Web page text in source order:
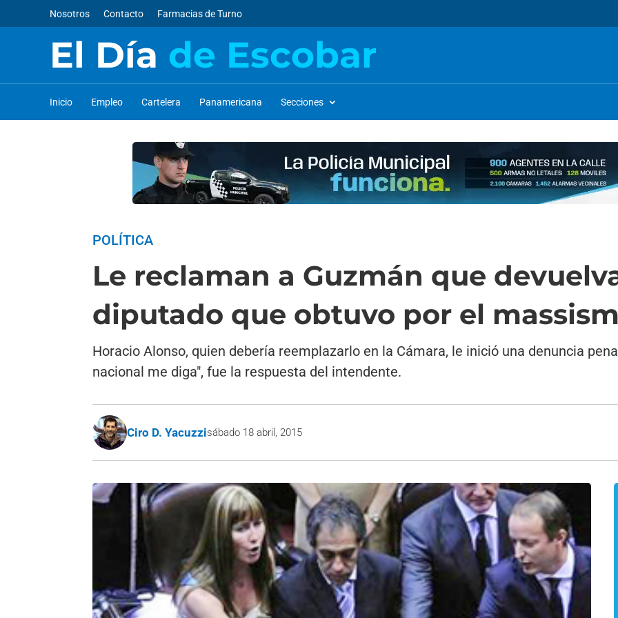
Nosotros Contacto Farmacias de Turno
El Día de Escobar
Inicio Empleo Cartelera Panamericana Secciones
POLÍTICA
Le reclaman a Guzmán que
diputado que obtuvo por el
Horacio Alonso, quien debería reemplazarlo en la Cámara, le inició una denuncia
nacional me diga", fue la respuesta del intendente.
Ciro D. Yacuzzisábado 18 abril, 2015